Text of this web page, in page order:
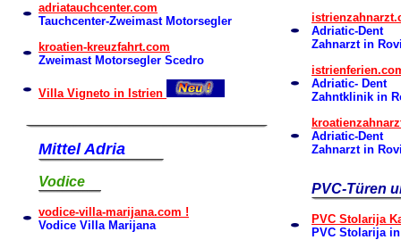
adriatauchcenter.com
Tauchcenter-Zweimast Motorsegler
kroatien-kreuzfahrt.com
Zweimast Motorsegler Scedro
Villa Vigneto in Istrien
Mittel Adria
Vodice
vodice-villa-marijana.com !
Vodice Villa Marijana
Adriatic-Dent
Zahnarzt in
Adriatic- Dent
Zahntklinik in
Adriatic-Dent
Zahnarzt in
PVC-Türen
PVC Stolarija
PVC Stolarija